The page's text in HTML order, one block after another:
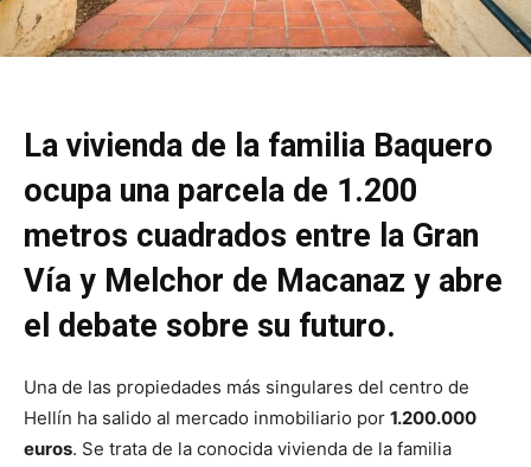
La vivienda de la familia Baquero
ocupa una parcela de 1.200
metros cuadrados entre la Gran
Vía y Melchor de Macanaz y abre
el debate sobre su futuro.
Una de las propiedades más singulares del centro de
Hellín ha salido al mercado inmobiliario por 1.200.000
euros. Se trata de la conocida vivienda de la familia